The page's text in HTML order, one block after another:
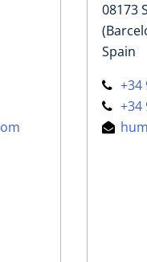
08173
Spain
+34
+34